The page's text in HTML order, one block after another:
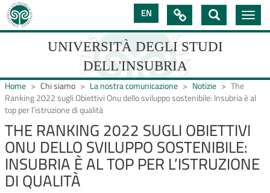
Salta
contenuto
EN
UNIVERSITÀ DEGLI STUDI
DELL'INSUBRIA
UNIVERSIT�
DEGLI
STUDI
DELL'INSUBRIA

Toggle
Home Chi siamo La nostra comunicazione Notizie
The
Ranking 2022 sugli Obiettivi Onu dello sviluppo sostenibile: Insubria è al
top per l’istruzione di qualità
THE RANKING 2022 SUGLI OBIETTIVI
ONU DELLO SVILUPPO SOSTENIBILE:
INSUBRIA È AL TOP PER L’ISTRUZIONE
DI QUALITÀ